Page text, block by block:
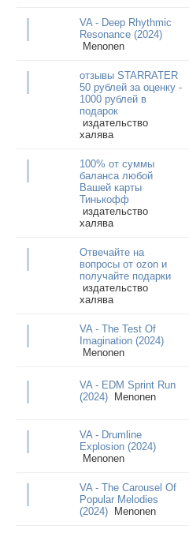
VA - Deep Rhythmic
Resonance (2024)
Menonen
отзывы STARRATER
50 рублей за оценку -
1000 рублей в
подарок
издательство
халява
100% от суммы
баланса любой
Вашей карты
Тинькофф
издательство
халява
Отвечайте на
вопросы от ozon и
получайте подарки
издательство
халява
VA - The Test Of
Imagination (2024)
Menonen
VA - EDM Sprint Run
(2024)
Menonen
VA - Drumline
Explosion (2024)
Menonen
VA - The Carousel Of
Popular Melodies
(2024)
Menonen